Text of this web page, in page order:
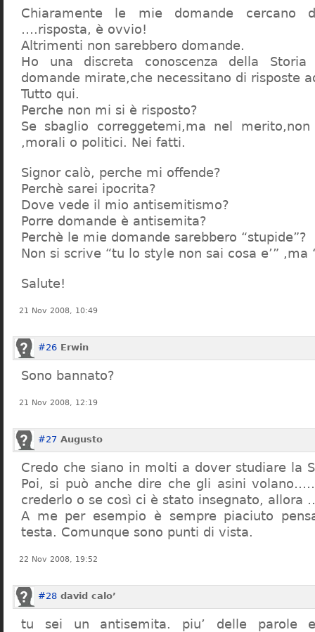
Chiaramente le mie domande cercano
….risposta, è ovvio!
Altrimenti non sarebbero domande.
Ho una discreta conoscenza della
domande mirate,che necessitano di risposte
Tutto qui.
Perche non mi si è risposto?
Se sbaglio correggetemi,ma nel
,morali o politici. Nei fatti.
Signor calò, perche mi offende?
Perchè sarei ipocrita?
Dove vede il mio antisemitismo?
Porre domande è antisemita?
Perchè le mie domande sarebbero “stupide”?
Non si scrive “tu lo style non sai cosa e’” ,ma
Salute!
21 Nov 2008, 10:49
#26 Erwin
Sono bannato?
21 Nov 2008, 12:19
#27 Augusto
Credo che siano in molti a dover studiare la
Poi, si può anche dire che gli asini
crederlo o se così ci è stato insegnato,
A me per esempio è sempre piaciuto
testa. Comunque sono punti di vista.
22 Nov 2008, 19:52
#28 david calo’
tu sei un antisemita. piu’ delle parole